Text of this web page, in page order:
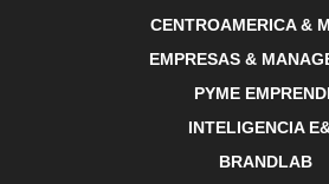
CENTROAMERICA &
EMPRESAS &
PYME
INTELIGENCIA
BRANDLAB